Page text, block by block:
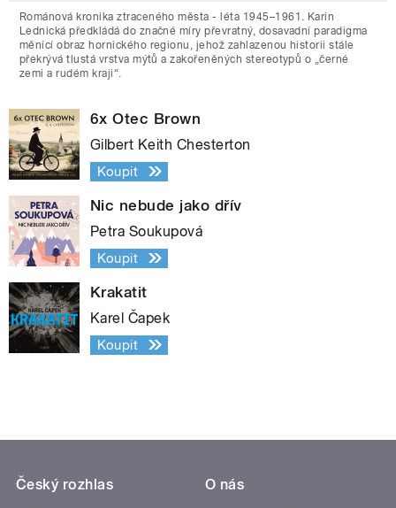
Románová kronika ztraceného města - léta 1945–1961. Karin
Lednická předkládá do značné míry převratný, dosavadní paradigma
měnící obraz hornického regionu, jehož zahlazenou historii stále
překrývá tlustá vrstva mýtů a zakořeněných stereotypů o „černé
zemi a rudém kraji“.
6x Otec Brown
Gilbert Keith Chesterton
Koupit
Nic nebude jako dřív
Petra Soukupová
Koupit
Krakatit
Karel Čapek
Koupit
Český rozhlas
O nás